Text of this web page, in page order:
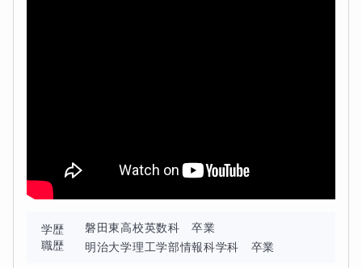
などなど、
計算力と同時に、意味や、成り立ちもできるだけ大切にし
学歴
職歴
磐田東高校英数科　卒業
明治大学理工学部情報科学科　卒業